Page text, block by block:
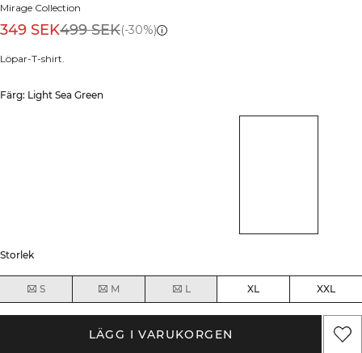
Mirage Collection
349 SEK499 SEK(-30%)
Löpar-T-shirt.
Färg: Light Sea Green
Storlek
S M L XL XXL
LÄGG I VARUKORGEN